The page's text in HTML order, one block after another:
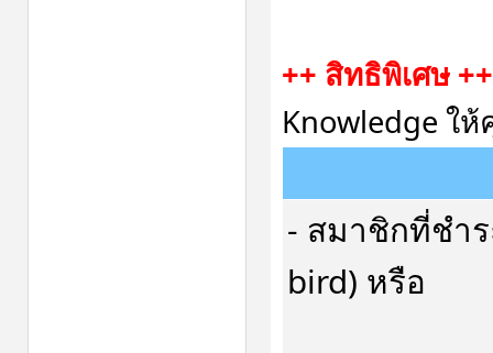
++ สิทธิพิเศษ ++
Knowledge ใ
- สมาชิกที่ชำ
bird) หรือ